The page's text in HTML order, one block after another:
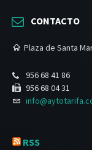
CONTACTO
Plaza de Santa
956 68 41 86
956 68 04 31
RSS